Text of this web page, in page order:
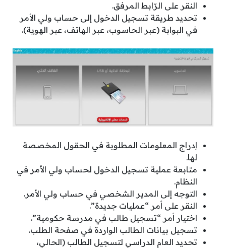
النقر على الرّابط المرفق.
تحديد طريقة تسجيل الدخول إلى حساب ولي الأمر
في البوابة (عبر الحاسوب، عبر الهاتف، عبر الهوية).
إدراج المعلومات المطلوبة في الحقول المخصصة
لها.
متابعة عملية تسجيل الدخول لحساب ولي الأمر في
النظام.
التوجه إلى المدير الشخصي في حساب ولي الأمر.
النقر على أمر “عمليات جديدة”.
اختيار أمر “تسجيل طالب في مدرسة حكومية”.
تسجيل بيانات الطالب الواردة في صفحة الطلب.
تحديد العام الدراسي لتسجيل الطالب (الحالي،